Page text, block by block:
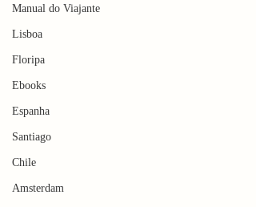
Manual do Viajante
Lisboa
Floripa
Ebooks
Espanha
Santiago
Chile
Amsterdam